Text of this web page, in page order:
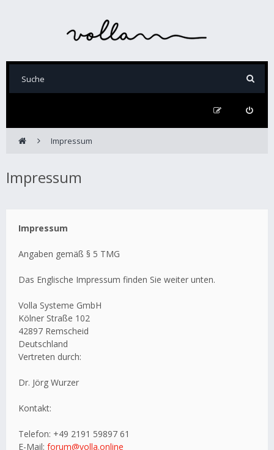
Impressum
Impressum
Impressum
Angaben gemäß § 5 TMG
Das Englische Impressum finden Sie weiter unten.
Volla Systeme GmbH
Kölner Straße 102
42897 Remscheid
Deutschland
Vertreten durch:
Dr. Jörg Wurzer
Kontakt:
Telefon: +49 2191 59897 61
E-Mail: forum@volla.online